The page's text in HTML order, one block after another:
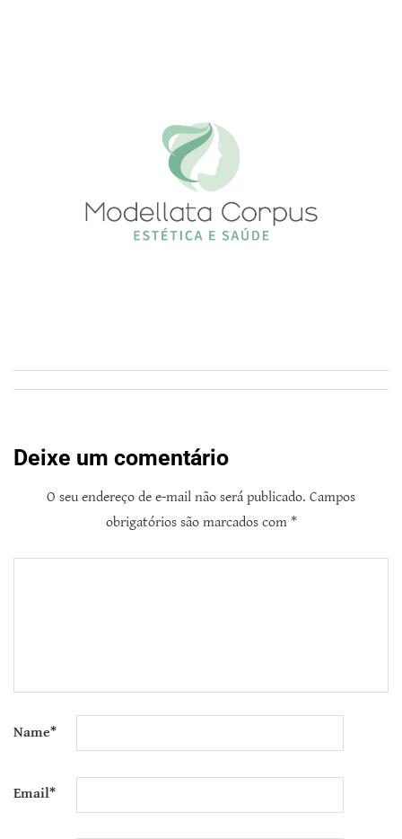
Deixe um comentário
O seu endereço de e-mail não será publicado. Campos
obrigatórios são marcados com *
Name*
Email*